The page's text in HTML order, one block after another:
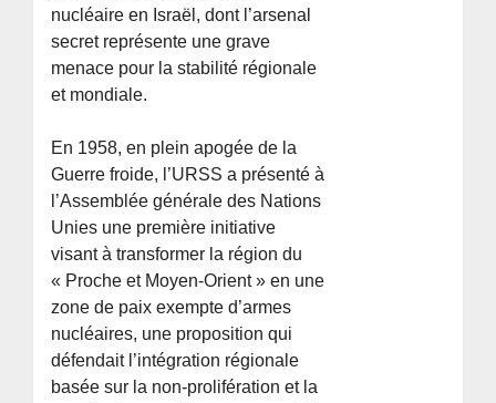
nucléaire en Israël, dont l’arsenal
secret représente une grave
menace pour la stabilité régionale
et mondiale.
En 1958, en plein apogée de la
Guerre froide, l’URSS a présenté à
l’Assemblée générale des Nations
Unies une première initiative
visant à transformer la région du
« Proche et Moyen-Orient » en une
zone de paix exempte d’armes
nucléaires, une proposition qui
défendait l’intégration régionale
basée sur la non-prolifération et la